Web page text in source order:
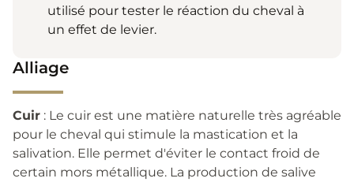
utilisé pour tester le réaction du cheval à
un effet de levier.
Alliage
Cuir : Le cuir est une matière naturelle très agréable
pour le cheval qui stimule la mastication et la
salivation. Elle permet d'éviter le contact froid de
certain mors métallique. La production de salive